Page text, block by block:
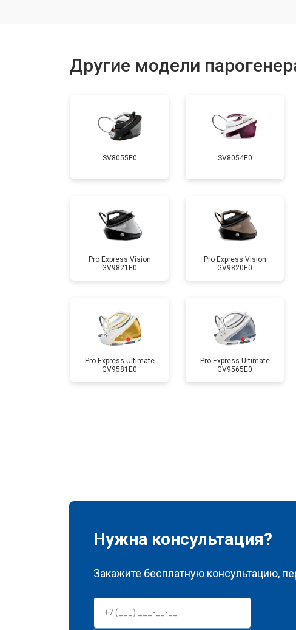
Очистка подошвы утюга
Профилактическая чистка
Замена клапана давления
Другие модели
SV8055E0 SV8054E0
Pro Express Vision
GV9821E0
Pro Express Vision
GV9820E0
Pro Express Ultimate
GV9581E0
Pro Express Ultimate
GV9565E0
Нужна консультация?
Закажите бесплатную консультацию,